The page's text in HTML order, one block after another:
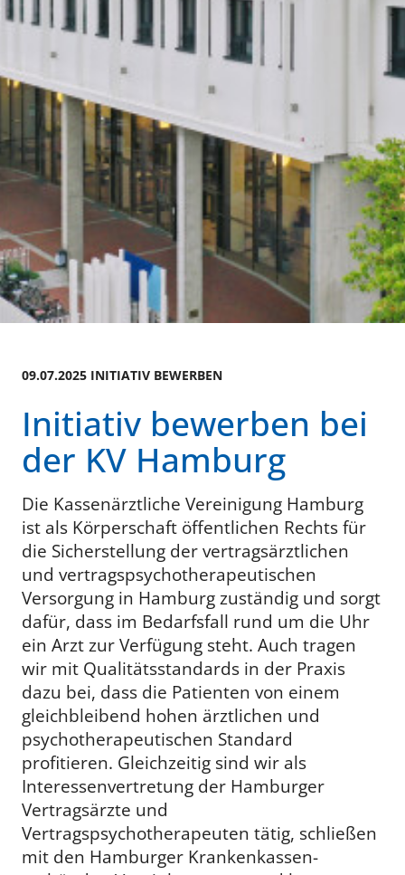
09.07.2025 INITIATIV BEWERBEN
Initiativ bewerben bei
der KV Hamburg
Die Kassenärztliche Vereinigung Hamburg
ist als Körperschaft öffentlichen Rechts für
die Sicherstellung der vertragsärztlichen
und vertragspsychotherapeutischen
Versorgung in Hamburg zuständig und sorgt
dafür, dass im Bedarfsfall rund um die Uhr
ein Arzt zur Verfügung steht. Auch tragen
wir mit Qualitätsstandards in der Praxis
dazu bei, dass die Patienten von einem
gleichbleibend hohen ärztlichen und
psychotherapeutischen Standard
profitieren. Gleichzeitig sind wir als
Interessenvertretung der Hamburger
Vertragsärzte und
Vertragspsychotherapeuten tätig, schließen
mit den Hamburger Kranken­kassen­